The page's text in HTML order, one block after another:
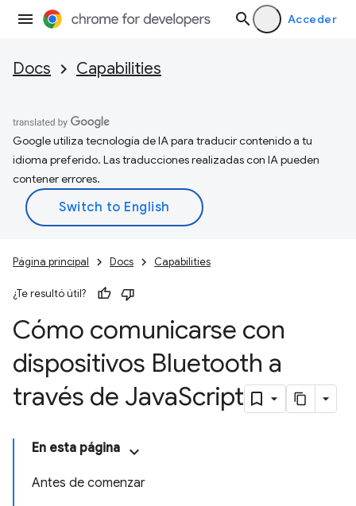
Acceder
Docs Capabilities
Google utiliza tecnología de IA para traducir contenido a tu
idioma preferido. Las traducciones realizadas con IA pueden
contener errores.
Página principal Docs Capabilities
¿Te resultó útil?
Cómo comunicarse con
dispositivos Bluetooth a
través de JavaScript
En esta página
Antes de comenzar